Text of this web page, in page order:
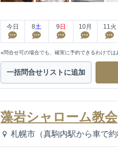
今日 8土 9 日 10月 11火
※問合せ可の場合でも、確実に予約できるわけでは
一括問合せリストに追加
藻岩シャローム教会
札幌市（真駒内駅から車で約